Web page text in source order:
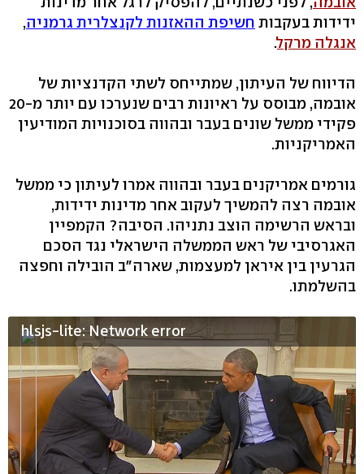
ידידות בעקבות חשיפת ההאזנות לקנצלרית גרמניה,
אנגלה מרקל.
הדיווח של העיתון, שמתייחס לשתי הקדנציות של
אובמה, מבוסס על ראיונות רבים שנערכו עם יותר מ-20
פקידי ממשל שונים בעבר ובהווה בסוכנויות המודיעין
האמריקניות.
גורמים אמריקנים בעבר ובהווה אמרו לעיתון כי ממשל
אובמה רצה להמשיך לעקוב אחר מדינות ידידות,
ובראש הרשימה הוצב נתניהו. הסיבה? הקמפיין
האגרסיבי של ראש הממשלה הישראלי נגד הסכם
הגרעין בין איראן למעצמות, שארה"ב הובילה וחפצה
בהשלמתו.
hlsjs-lite: Network error